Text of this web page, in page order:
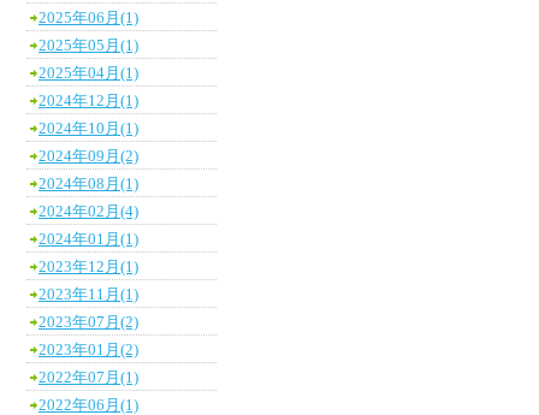
2025年06月(1)
2025年05月(1)
2025年04月(1)
2024年12月(1)
2024年10月(1)
2024年09月(2)
2024年08月(1)
2024年02月(4)
2024年01月(1)
2023年12月(1)
2023年11月(1)
2023年07月(2)
2023年01月(2)
2022年07月(1)
2022年06月(1)